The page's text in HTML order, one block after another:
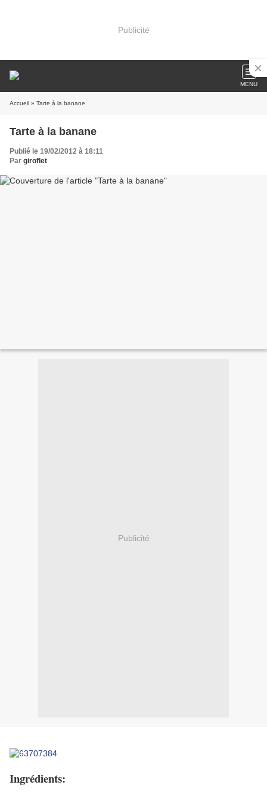
Publicité
MENU
Accueil » Tarte à la banane
Tarte à la banane
Publié le 19/02/2012 à 18:11
Par giroflet
Publicité
Ingrédients: